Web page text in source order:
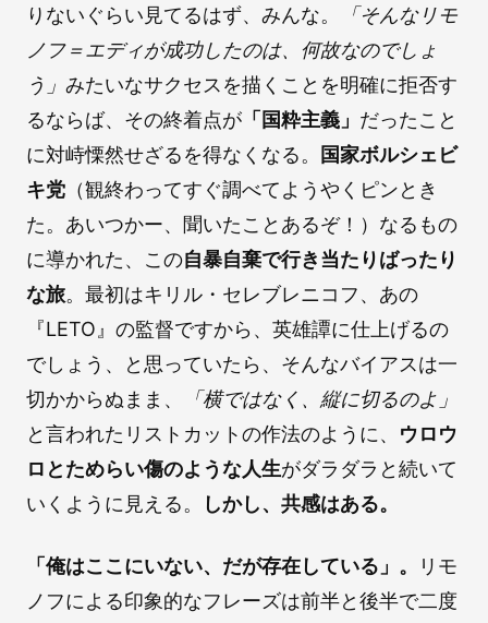
りないぐらい見てるはず、みんな。
「そんなリモ
ノフ＝エディが成功したのは、何故なのでしょ
う」 みたいなサクセスを描くことを明確に拒否す
るならば、その終着点が 「国粋主義」 だったこと
に対峙慄然せざるを得なくなる。
国家ボルシェビ
キ党 （観終わってすぐ調べてようやくピンとき
た。あいつかー、聞いたことあるぞ！）なるもの
に導かれた、この自暴自棄で行き当たりばったり
な旅。最初はキリル・セレブレニコフ、あの
『LETO』の監督ですから、英雄譚に仕上げるの
でしょう、と思っていたら、そんなバイアスは一
切かからぬまま、
「横ではなく、縦に切るのよ」
と言われたリストカットの作法のように、 ウロウ
ロとためらい傷のような人生がダラダラと続いて
いくように見える。
しかし、共感はある。
「俺はここにいない、だが存在している」。
リモ
ノフによる印象的なフレーズは前半と後半で二度